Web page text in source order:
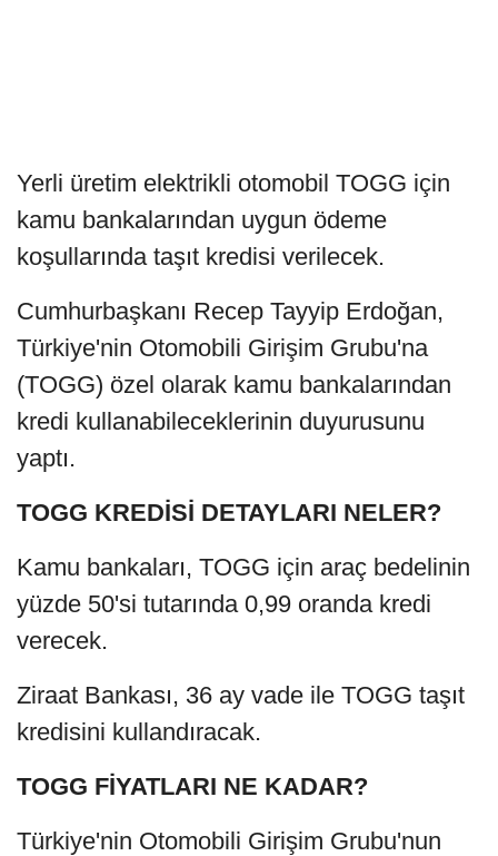
Yerli üretim elektrikli otomobil TOGG için
kamu bankalarından uygun ödeme
koşullarında taşıt kredisi verilecek.
Cumhurbaşkanı Recep Tayyip Erdoğan,
Türkiye'nin Otomobili Girişim Grubu'na
(TOGG) özel olarak kamu bankalarından
kredi kullanabileceklerinin duyurusunu
yaptı.
TOGG KREDİSİ DETAYLARI NELER?
Kamu bankaları, TOGG için araç bedelinin
yüzde 50'si tutarında 0,99 oranda kredi
verecek.
Ziraat Bankası, 36 ay vade ile TOGG taşıt
kredisini kullandıracak.
TOGG FİYATLARI NE KADAR?
Türkiye'nin Otomobili Girişim Grubu'nun